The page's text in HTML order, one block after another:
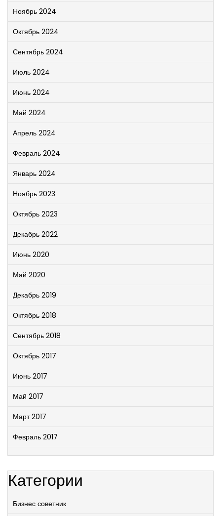
Ноябрь 2024
Октябрь 2024
Сентябрь 2024
Июль 2024
Июнь 2024
Май 2024
Апрель 2024
Февраль 2024
Январь 2024
Ноябрь 2023
Октябрь 2023
Декабрь 2022
Июнь 2020
Май 2020
Декабрь 2019
Октябрь 2018
Сентябрь 2018
Октябрь 2017
Июнь 2017
Май 2017
Март 2017
Февраль 2017
Категории
Бизнес советник